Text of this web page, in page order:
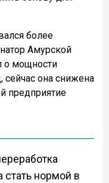
более
Амурской
о мощности
сейчас она снижена
предприятие
стать нормой в